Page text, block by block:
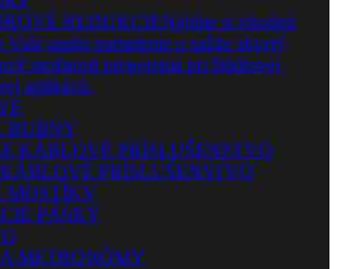
REDUKCIENájdite si vhodnú
Vaše audio zariadenie a zažite skvelý
možnosti prepojenia pri štúdiovej,
aplikácii.
BUBNY
KÁBLOVÉ PRÍSLUŠENSTVO
PRÍSLUŠENSTVO
MOSTÍKY
PÁSKY
METRONÓMY